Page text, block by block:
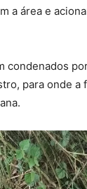
a área e
condenados
para onde